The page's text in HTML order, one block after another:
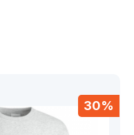
30%